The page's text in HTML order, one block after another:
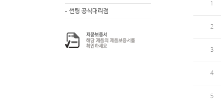
썬팅 공식대리점
1
2
3
4
5